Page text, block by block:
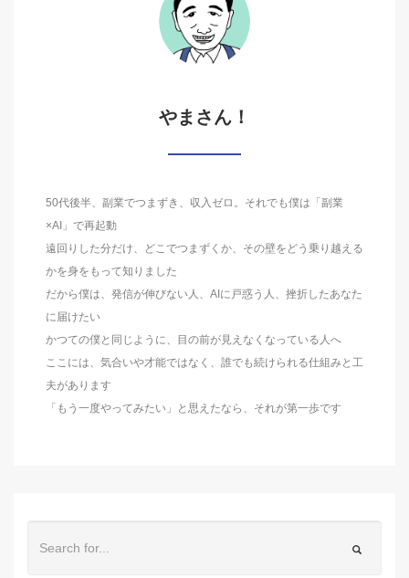
やまさん！
50代後半、副業でつまずき、収入ゼロ。それでも僕は「副業
×AI」で再起動
遠回りした分だけ、どこでつまずくか、その壁をどう乗り越える
かを身をもって知りました
だから僕は、発信が伸びない人、AIに戸惑う人、挫折したあなた
に届けたい
かつての僕と同じように、目の前が見えなくなっている人へ
ここには、気合いや才能ではなく、誰でも続けられる仕組みと工
夫があります
「もう一度やってみたい」と思えたなら、それが第一歩です